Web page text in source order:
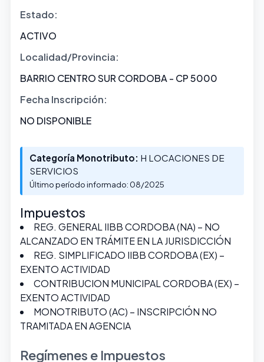
Estado:
ACTIVO
Localidad/Provincia:
BARRIO CENTRO SUR CORDOBA - CP 5000
Fecha Inscripción:
NO DISPONIBLE
Categoría Monotributo: H LOCACIONES DE
SERVICIOS
Último período informado: 08/2025
Impuestos
REG. GENERAL IIBB CORDOBA (NA) – NO
ALCANZADO EN TRÁMITE EN LA JURISDICCIÓN
REG. SIMPLIFICADO IIBB CORDOBA (EX) –
EXENTO ACTIVIDAD
CONTRIBUCION MUNICIPAL CORDOBA (EX) –
EXENTO ACTIVIDAD
MONOTRIBUTO (AC) – INSCRIPCIÓN NO
TRAMITADA EN AGENCIA
Regímenes e Impuestos